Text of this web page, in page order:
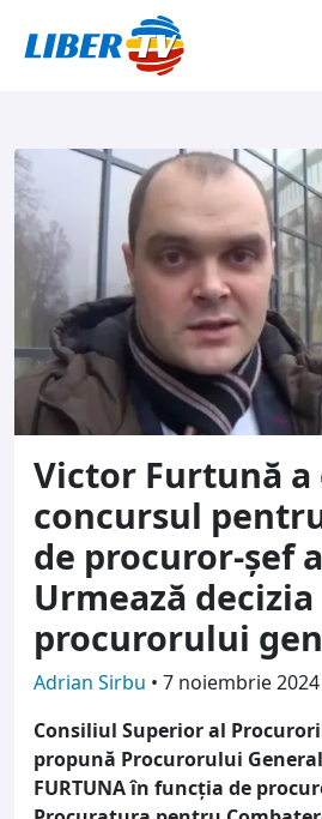
Victor Furtună
concursul
de procuror-șef
Urmează decizia
procurorului
Adrian Sirbu • 7 noiembrie 2024
Consiliul Superior al
propună Procurorului
FURTUNA în funcția de